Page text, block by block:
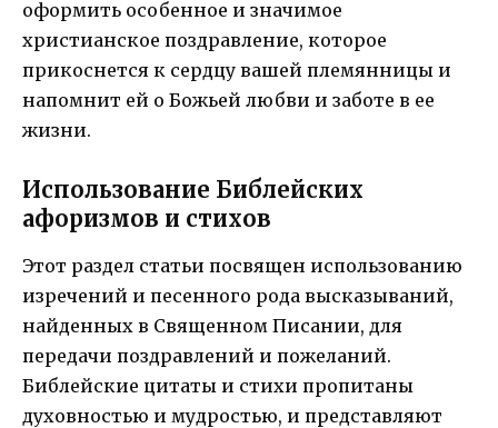
оформить особенное и значимое
христианское поздравление, которое
прикоснется к сердцу вашей племянницы и
напомнит ей о Божьей любви и заботе в ее
жизни.
Использование Библейских
афоризмов и стихов
Этот раздел статьи посвящен использованию
изречений и песенного рода высказываний,
найденных в Священном Писании, для
передачи поздравлений и пожеланий.
Библейские цитаты и стихи пропитаны
духовностью и мудростью, и представляют